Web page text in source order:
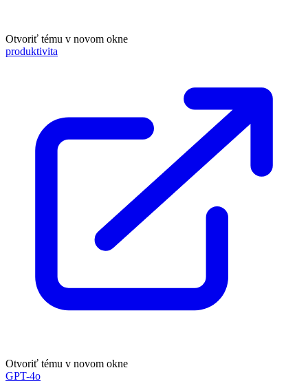
Otvoriť tému v novom okne
produktivita
Otvoriť tému v novom okne
GPT-4o